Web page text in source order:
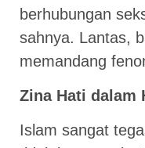
berhubungan
sahnya. Lantas,
memandang
Zina Hati dalam
Islam sangat